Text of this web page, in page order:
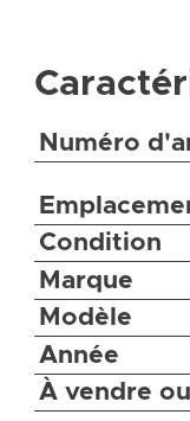
Numéro
Condition
Marque
Modèle
Année
À vendre